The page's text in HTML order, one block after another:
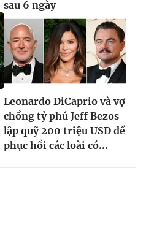
sau 6 ngày
Leonardo DiCaprio và vợ
chồng tỷ phú Jeff Bezos
lập quỹ 200 triệu USD để
phục hồi các loài có...